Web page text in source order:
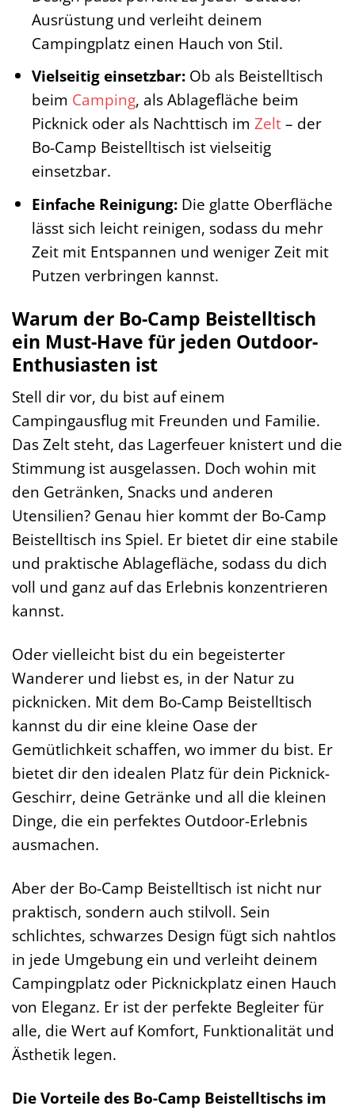
Ausrüstung und verleiht deinem
Campingplatz einen Hauch von Stil.
Vielseitig einsetzbar:Ob als Beistelltisch
beim Camping, als Ablagefläche beim
Picknick oder als Nachttisch im Zelt– der
Bo-Camp Beistelltisch ist vielseitig
einsetzbar.
Einfache Reinigung:Die glatte Oberfläche
lässt sich leicht reinigen, sodass du mehr
Zeit mit Entspannen und weniger Zeit mit
Putzen verbringen kannst.
Warum der Bo-Camp Beistelltisch
ein Must-Have für jeden Outdoor-
Enthusiasten ist
Stell dir vor, du bist auf einem
Campingausflug mit Freunden und Familie.
Das Zelt steht, das Lagerfeuer knistert und die
Stimmung ist ausgelassen. Doch wohin mit
den Getränken, Snacks und anderen
Utensilien? Genau hier kommt der Bo-Camp
Beistelltisch ins Spiel. Er bietet dir eine stabile
und praktische Ablagefläche, sodass du dich
voll und ganz auf das Erlebnis konzentrieren
kannst.
Oder vielleicht bist du ein begeisterter
Wanderer und liebst es, in der Natur zu
picknicken. Mit dem Bo-Camp Beistelltisch
kannst du dir eine kleine Oase der
Gemütlichkeit schaffen, wo immer du bist. Er
bietet dir den idealen Platz für dein Picknick-
Geschirr, deine Getränke und all die kleinen
Dinge, die ein perfektes Outdoor-Erlebnis
ausmachen.
Aber der Bo-Camp Beistelltisch ist nicht nur
praktisch, sondern auch stilvoll. Sein
schlichtes, schwarzes Design fügt sich nahtlos
in jede Umgebung ein und verleiht deinem
Campingplatz oder Picknickplatz einen Hauch
von Eleganz. Er ist der perfekte Begleiter für
alle, die Wert auf Komfort, Funktionalität und
Ästhetik legen.
Die Vorteile des Bo-Camp Beistelltischs im